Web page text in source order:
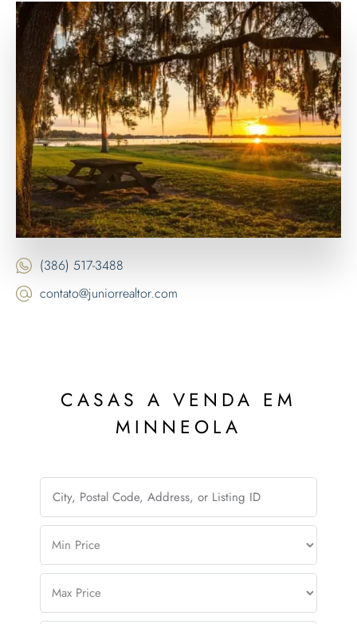
(386) 517-3488
contato@juniorrealtor.com
CASAS A VENDA EM
MINNEOLA​